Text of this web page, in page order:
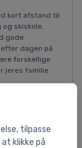
tilpasse
klikke på
kort afstand til
skiskole.
gode
dagen på
forskellige
jeres familie